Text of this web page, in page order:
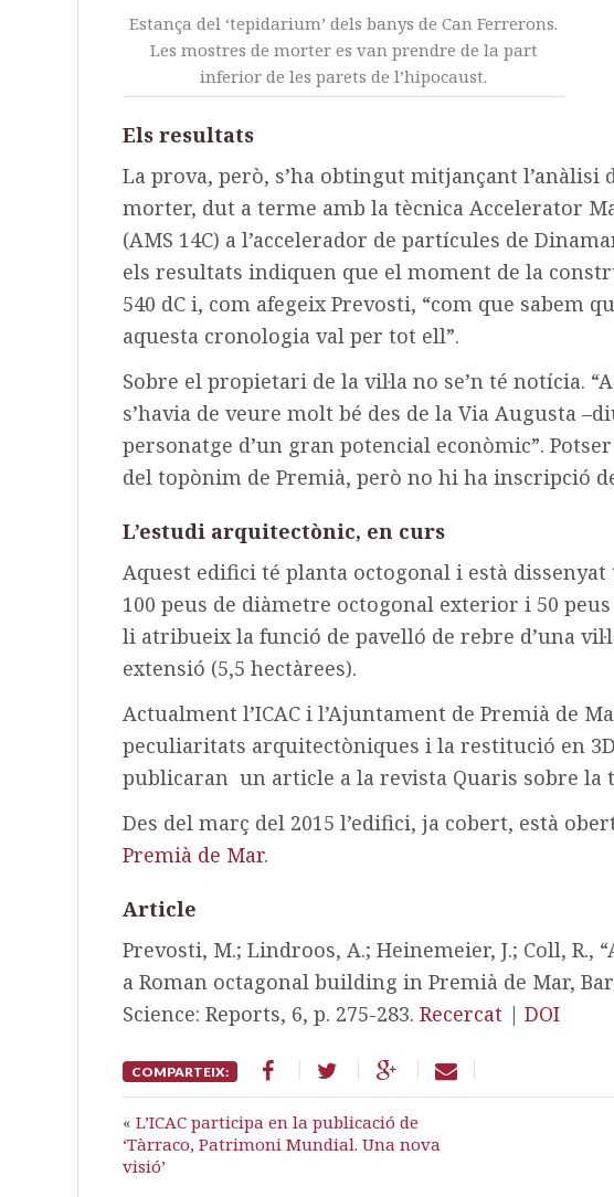
Estança del ‘tepidarium’ dels banys de Can Ferrerons.
Les mostres de morter es van prendre de la part
inferior de les parets de l’hipocaust.
Els resultats
La prova, però, s’ha obtingut mitjançant l’anàlisi
morter, dut a terme amb la tècnica Accelerator
(AMS 14C) a l’accelerador de partícules de
els resultats indiquen que el moment de la
540 dC i, com afegeix Prevosti, “com que sabem
aquesta cronologia val per tot ell”.
Sobre el propietari de la vil·la no se’n té notícia.
s’havia de veure molt bé des de la Via Augusta
personatge d’un gran potencial econòmic”.
del topònim de Premià, però no hi ha inscripció
L’estudi arquitectònic, en curs
Aquest edifici té planta octogonal i està
100 peus de diàmetre octogonal exterior i 50
li atribueix la funció de pavelló de rebre d’una
extensió (5,5 hectàrees).
Actualment l’ICAC i l’Ajuntament de Premià de
peculiaritats arquitectòniques i la restitució en
publicaran un article a la revista Quaris sobre la
Des del març del 2015 l’edifici, ja cobert, està
Premià de Mar.
Article
Prevosti, M.; Lindroos, A.; Heinemeier, J.; Coll, R.,
a Roman octagonal building in Premià de Mar,
Science: Reports, 6, p. 275-283. Recercat | DOI
COMPARTEIX:
« L’ICAC participa en la publicació de
‘Tàrraco, Patrimoni Mundial. Una nova
visió’